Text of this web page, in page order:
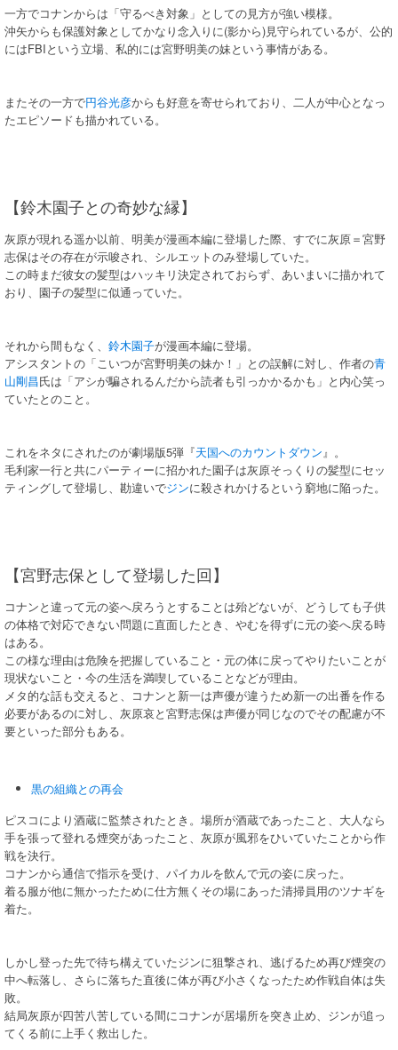
一方でコナンからは「守るべき対象」としての見方が強い模様。
沖矢からも保護対象としてかなり念入りに(影から)見守られているが、公的
にはFBIという立場、私的には宮野明美の妹という事情がある。
またその一方で円谷光彦からも好意を寄せられており、二人が中心となっ
たエピソードも描かれている。
【鈴木園子との奇妙な縁】
灰原が現れる遥か以前、明美が漫画本編に登場した際、すでに灰原＝宮野
志保はその存在が示唆され、シルエットのみ登場していた。
この時まだ彼女の髪型はハッキリ決定されておらず、あいまいに描かれて
おり、園子の髪型に似通っていた。
それから間もなく、 鈴木園子が漫画本編に登場。
アシスタントの「こいつが宮野明美の妹か！」との誤解に対し、作者の青
山剛昌氏は「アシが騙されるんだから読者も引っかかるかも」と内心笑っ
ていたとのこと。
これをネタにされたのが劇場版5弾『天国へのカウントダウン』。
毛利家一行と共にパーティーに招かれた園子は灰原そっくりの髪型にセッ
ティングして登場し、勘違いでジンに殺されかけるという窮地に陥った。
【宮野志保として登場した回】
コナンと違って元の姿へ戻ろうとすることは殆どないが、どうしても子供
の体格で対応できない問題に直面したとき、やむを得ずに元の姿へ戻る時
はある。
この様な理由は危険を把握していること・元の体に戻ってやりたいことが
現状ないこと・今の生活を満喫していることなどが理由。
メタ的な話も交えると、コナンと新一は声優が違うため新一の出番を作る
必要があるのに対し、灰原哀と宮野志保は声優が同じなのでその配慮が不
要といった部分もある。
黒の組織との再会
ピスコにより酒蔵に監禁されたとき。場所が酒蔵であったこと、大人なら
手を張って登れる煙突があったこと、灰原が風邪をひいていたことから作
戦を決行。
コナンから通信で指示を受け、パイカルを飲んで元の姿に戻った。
着る服が他に無かったために仕方無くその場にあった清掃員用のツナギを
着た。
しかし登った先で待ち構えていたジンに狙撃され、逃げるため再び煙突の
中へ転落し、さらに落ちた直後に体が再び小さくなったため作戦自体は失
敗。
結局灰原が四苦八苦している間にコナンが居場所を突き止め、ジンが追っ
てくる前に上手く救出した。